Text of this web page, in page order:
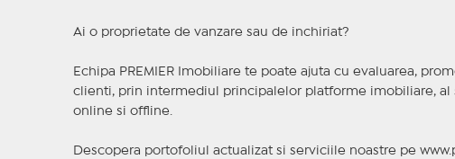
Ai o proprietate de vanzare sau de inchiriat?
Echipa PREMIER Imobiliare te poate ajuta cu evaluarea,
clienti, prin intermediul principalelor platforme imobiliare,
online si offline.
Descopera portofoliul actualizat si serviciile noastre pe